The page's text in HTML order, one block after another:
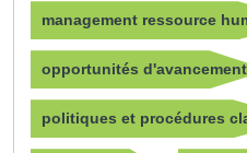
management ressource
opportunités d'avancement
politiques et procédures